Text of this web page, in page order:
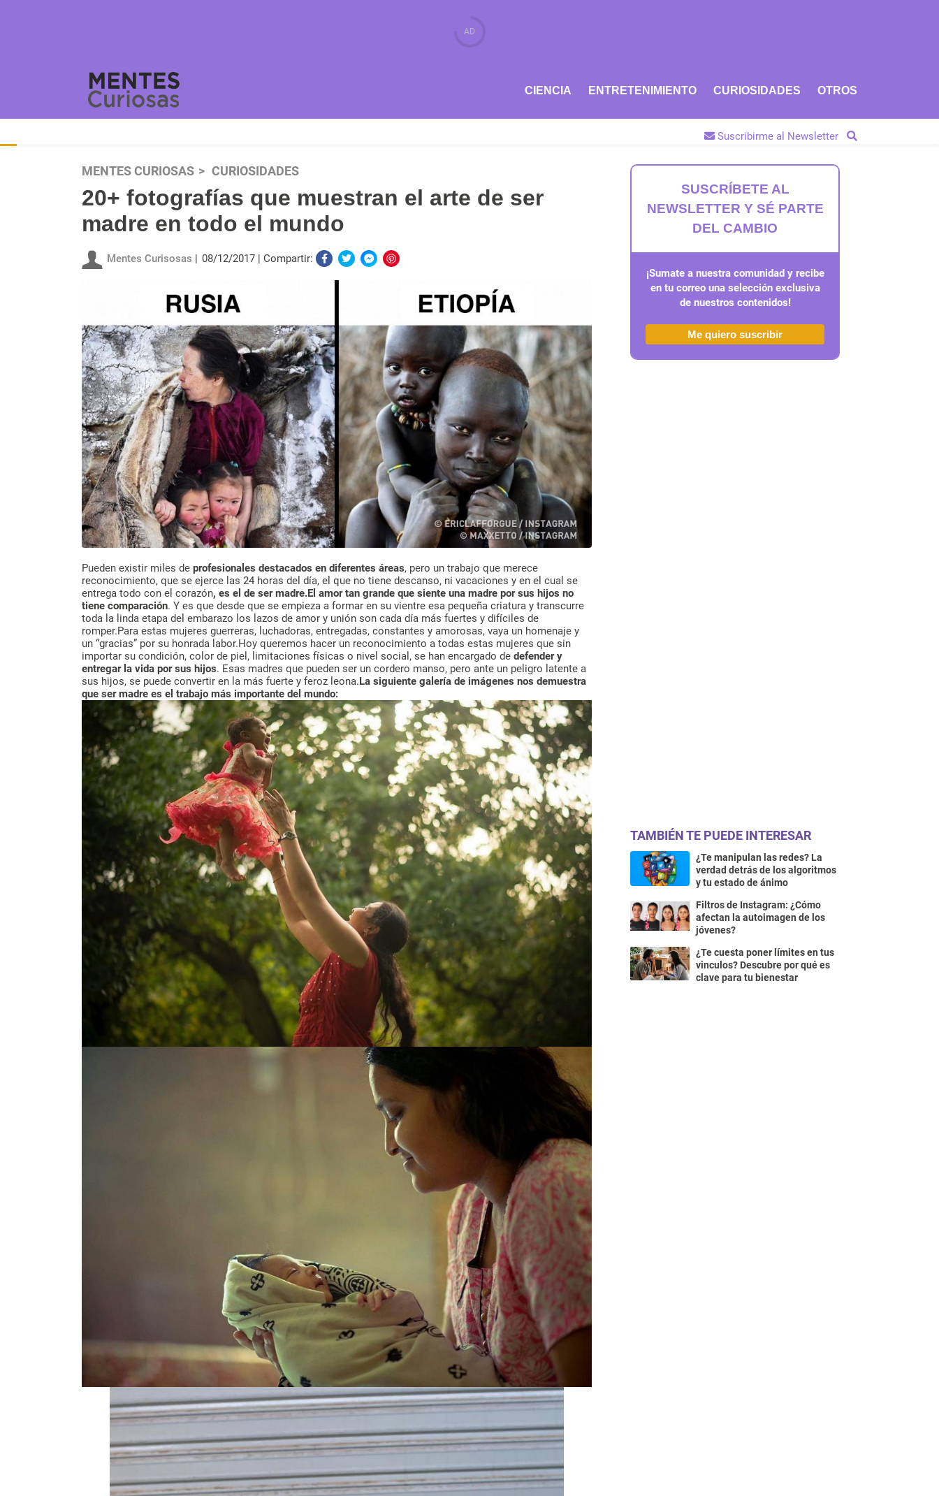
CIENCIA ENTRETENIMIENTO CURIOSIDADES OTROS
Suscribirme al Newsletter
MENTES CURIOSAS CURIOSIDADES
20+ fotografías que muestran el arte de ser
madre en todo el mundo
Mentes Curisosas 08/12/2017 Compartir:
Pueden existir miles de profesionales destacados en diferentes áreas, pero un trabajo que merece
reconocimiento, que se ejerce las 24 horas del día, el que no tiene descanso, ni vacaciones y en el cual se
entrega todo con el corazón, es el de ser madre.El amor tan grande que siente una madre por sus hijos no
tiene comparación. Y es que desde que se empieza a formar en su vientre esa pequeña criatura y transcurre
toda la linda etapa del embarazo los lazos de amor y unión son cada día más fuertes y difíciles de
romper.Para estas mujeres guerreras, luchadoras, entregadas, constantes y amorosas, vaya un homenaje y
un “gracias” por su honrada labor.Hoy queremos hacer un reconocimiento a todas estas mujeres que sin
importar su condición, color de piel, limitaciones físicas o nivel social, se han encargado de defender y
entregar la vida por sus hijos. Esas madres que pueden ser un cordero manso, pero ante un peligro latente a
sus hijos, se puede convertir en la más fuerte y feroz leona. La siguiente galería de imágenes nos demuestra
que ser madre es el trabajo más importante del mundo:
SUSCRÍBETE AL
NEWSLETTER Y SÉ PARTE
DEL CAMBIO
¡Sumate a nuestra comunidad y recibe
en tu correo una selección exclusiva
de nuestros contenidos!
Me quiero suscribir
TAMBIÉN TE PUEDE INTERESAR
¿Te manipulan las redes? La
verdad detrás de los algoritmos
y tu estado de ánimo
Filtros de Instagram: ¿Cómo
afectan la autoimagen de los
jóvenes?
¿Te cuesta poner límites en tus
vinculos? Descubre por qué es
clave para tu bienestar